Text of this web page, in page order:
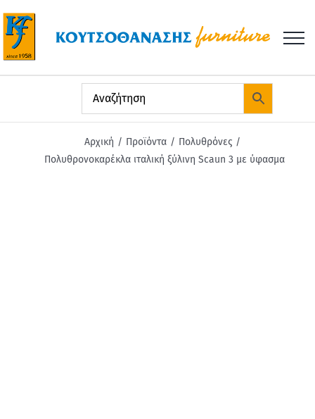
στο
περιεχόμενο
Αρχική Προϊόντα
Πολυθρόνες
Πολυθρονοκαρέκλα ιταλική ξύλινη Scaun 3 με ύφασμα